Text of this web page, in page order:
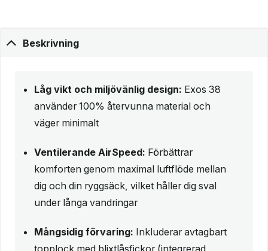
Beskrivning
Låg vikt och miljövänlig design: Exos 38
använder 100% återvunna material och
väger minimalt
Ventilerande AirSpeed: Förbättrar
komforten genom maximal luftflöde mellan
dig och din ryggsäck, vilket håller dig sval
under långa vandringar
Mångsidig förvaring: Inkluderar avtagbart